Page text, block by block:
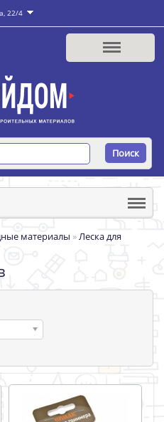
22/4
Поиск
материалы »Леска для